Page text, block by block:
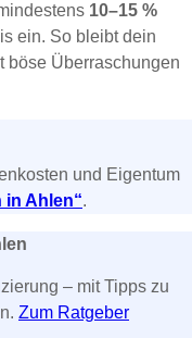
10–15 %
ein. So bleibt dein
böse Überraschungen
und Eigentum
in Ahlen“.
– mit Tipps zu
Zum Ratgeber